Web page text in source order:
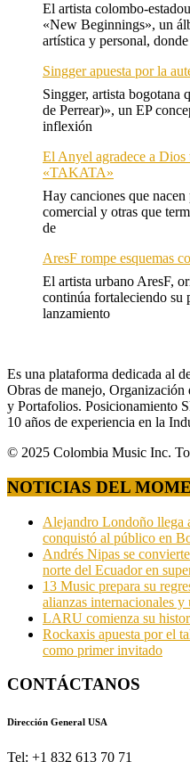
El artista colombo-
«New Beginnings», un
artística y personal,
Singger apuesta por la
Singger, artista bogotana
de Perrear)», un EP
inflexión
El Anyel agradece a Dios
«TAKATA»
Hay canciones que
comercial y otras que
de
AresF rompe esquemas
El artista urbano AresF,
continúa fortaleciendo su
lanzamiento
Es una plataforma dedicada al
Obras de manejo,
y Portafolios. Posicionamiento
10 años de experiencia en la
© 2025 Colombia Music Inc.
NOTICIAS DEL
Alejandro Londoño llega
conquistó al público en
Andrés Nipas se
norte del Ecuador en
13 Music prepara su
alianzas internacionales y
LARU comienza su
Rockaxis apuesta por el
como primer invitado
CONTÁCTANOS
Dirección General USA
Tel: +1 832 613 70 71